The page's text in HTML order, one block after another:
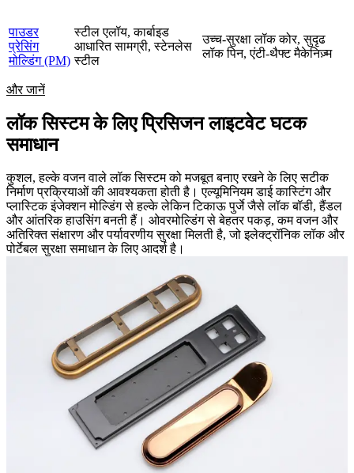
पाउडर
प्रेसिंग
मोल्डिंग (PM)
स्टील एलॉय, कार्बाइड
आधारित सामग्री, स्टेनलेस
स्टील
उच्च-सुरक्षा लॉक कोर, सुदृढ
लॉक पिन, एंटी-थैफ्ट मैकेनिज़्म
और जानें
लॉक सिस्टम के लिए प्रिसिजन लाइटवेट घटक
समाधान
कुशल, हल्के वजन वाले लॉक सिस्टम को मजबूत बनाए रखने के लिए सटीक
निर्माण प्रक्रियाओं की आवश्यकता होती है। एल्यूमिनियम डाई कास्टिंग और
प्लास्टिक इंजेक्शन मोल्डिंग से हल्के लेकिन टिकाऊ पुर्जे जैसे लॉक बॉडी, हैंडल
और आंतरिक हाउसिंग बनती हैं। ओवरमोल्डिंग से बेहतर पकड़, कम वजन और
अतिरिक्त संक्षारण और पर्यावरणीय सुरक्षा मिलती है, जो इलेक्ट्रॉनिक लॉक और
पोर्टेबल सुरक्षा समाधान के लिए आदर्श है।